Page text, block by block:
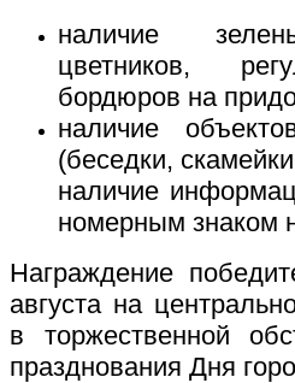
наличие
цветников,
бордюров на
наличие
(беседки,
наличие
номерным знаком
Награждение
августа на
в торжественной
празднования Дня